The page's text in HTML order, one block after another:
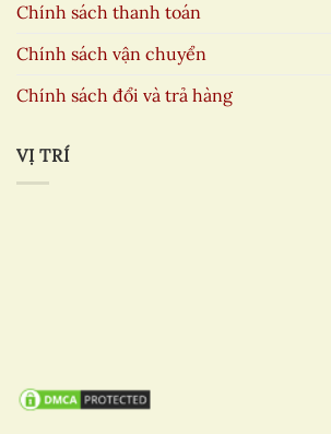
Chính sách thanh toán
Chính sách vận chuyển
Chính sách đổi và trả hàng
VỊ TRÍ